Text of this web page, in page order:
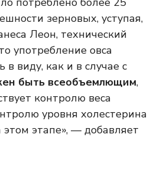
зерновых, уступая,
Леон, технический
употребление овса
в виду, как и в случае с
быть всеобъемлющим,
контролю веса
уровня холестерина
этапе», — добавляет